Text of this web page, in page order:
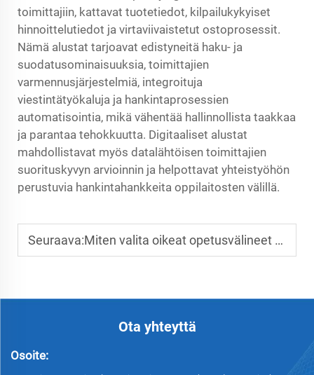
toimittajiin, kattavat tuotetiedot, kilpailukykyiset
hinnoittelutiedot ja virtaviivaistetut ostoprosessit.
Nämä alustat tarjoavat edistyneitä haku- ja
suodatusominaisuuksia, toimittajien
varmennusjärjestelmiä, integroituja
viestintätyökaluja ja hankintaprosessien
automatisointia, mikä vähentää hallinnollista taakkaa
ja parantaa tehokkuutta. Digitaaliset alustat
mahdollistavat myös datalähtöisen toimittajien
suorituskyvyn arvioinnin ja helpottavat yhteistyöhön
perustuvia hankintahankkeita oppilaitosten välillä.
Seuraava:Miten valita oikeat opetusvälineet eri ikäryhmille
Ota yhteyttä
Osoite: